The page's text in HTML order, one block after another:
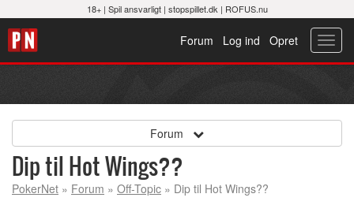
18+ | Spil ansvarligt| stopspillet.dk | ROFUS.nu
Opret
Log ind
Forum
Forum
Dip til Hot Wings??
PokerNet » Forum » Off-Topic » Dip til Hot Wings??